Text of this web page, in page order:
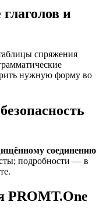
и
спряжения
нужную форму во
соединению
подробности — в
PROMT.One